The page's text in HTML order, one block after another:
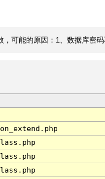
可能的原因：1、数据库密码